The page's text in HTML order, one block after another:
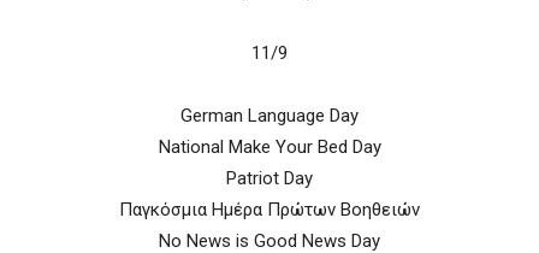
11/9
German Language Day
National Make Your Bed Day
Patriot Day
Παγκόσμια Ημέρα Πρώτων Βοηθειών
No News is Good News Day